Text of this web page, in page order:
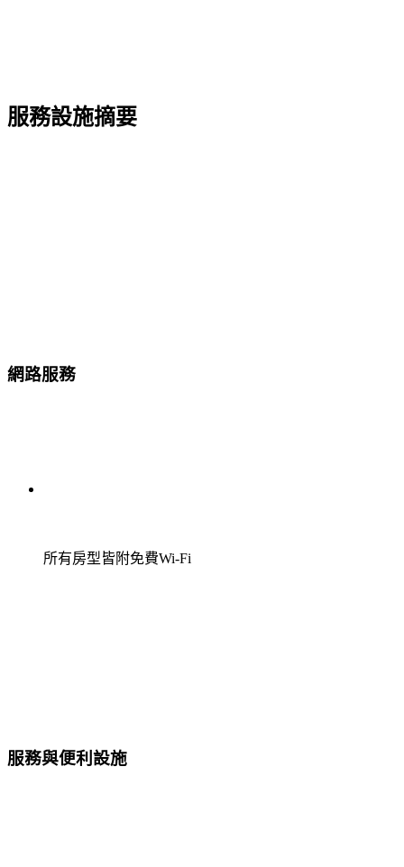
服務設施摘要
網路服務
所有房型皆附免費Wi-Fi
服務與便利設施